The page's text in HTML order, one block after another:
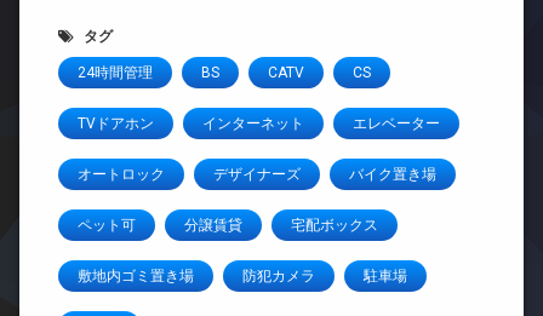
タグ
24時間管理 BS CATV CS
TVドアホン インターネット エレベーター
オートロック デザイナーズ バイク置き場
ペット可 分譲賃貸 宅配ボックス
敷地内ゴミ置き場 防犯カメラ 駐車場